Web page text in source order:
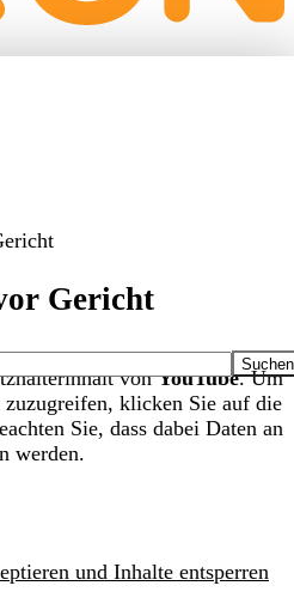
Gericht
vonYouTube. Um
klicken Sie auf die
Sie, dass dabei Daten an
werden.
und Inhalte entsperren